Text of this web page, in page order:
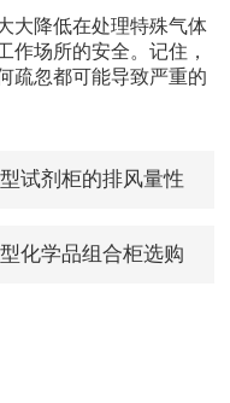
降低在处理特殊气体
作场所的安全。记住，
疏忽都可能导致严重的
试剂柜的排风量性
化学品组合柜选购